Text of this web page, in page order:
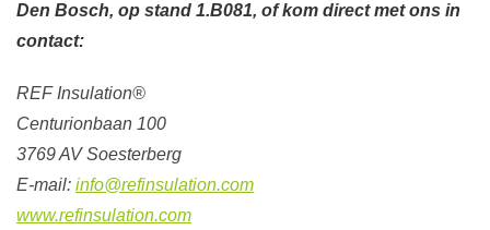
Den Bosch, op stand 1.B081, of kom direct met ons in
contact:
REF Insulation®
Centurionbaan 100
3769 AV Soesterberg
E-mail: info@refinsulation.com
www.refinsulation.com